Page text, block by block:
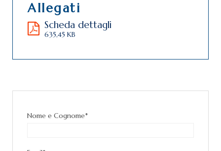
Allegati
Scheda dettagli
635,45 KB
Nome e Cognome*